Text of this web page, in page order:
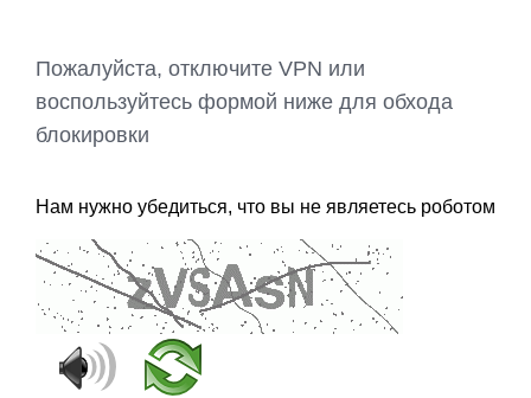
Пожалуйста, отключите VPN или
воспользуйтесь формой ниже для обхода
блокировки
Нам нужно убедиться, что вы не являетесь роботом